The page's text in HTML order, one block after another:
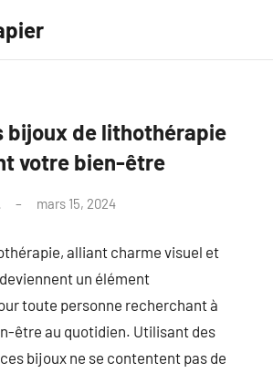
bijoux de lithothérapie
votre bien-être
mars 15, 2024
alliant charme visuel et
un élément
toute personne recherchant à
être au quotidien. Utilisant des
bijoux ne se contentent pas de